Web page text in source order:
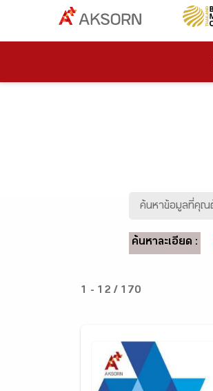
ค้นหาละเอียด :
1 - 12 / 170